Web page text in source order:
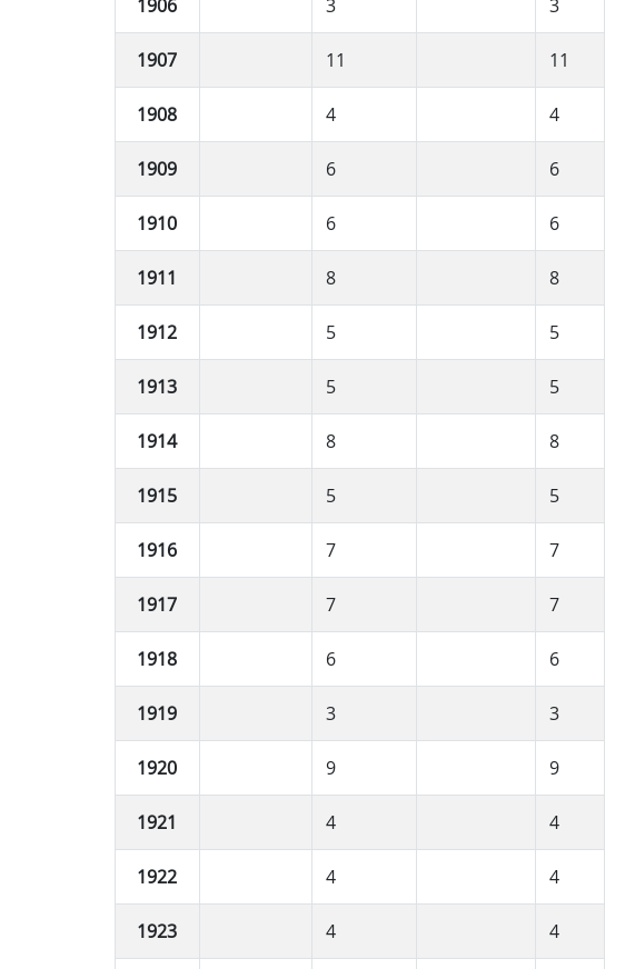
1906 3 3
1907 11 11
1908 4 4
1909 6 6
1910 6 6
1911 8 8
1912 5 5
1913 5 5
1914 8 8
1915 5 5
1916 7 7
1917 7 7
1918 6 6
1919 3 3
1920 9 9
1921 4 4
1922 4 4
1923 4 4